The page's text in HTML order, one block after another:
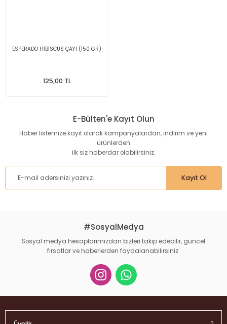
ESPERADO HİBİSCUS ÇAYI (150 GR)
125,00 TL
E-Bülten'e Kayıt Olun
Haber listemize kayıt olarak kampanyalardan, indirim ve yeni
ürünlerden
ilk siz haberdar olabilirsiniz.
Kayıt Ol
#SosyalMedya
Sosyal medya hesaplarımızdan bizleri takip edebilir, güncel
fırsatlar ve haberlerden faydalanabilirsiniz.